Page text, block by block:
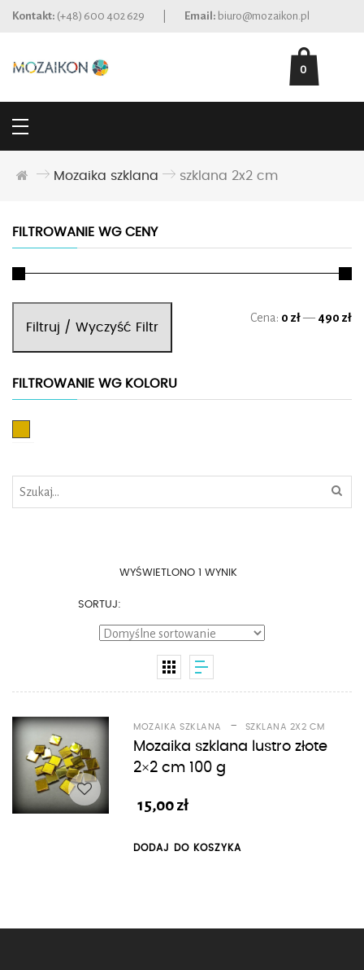
Kontakt: (+48) 600 402 629 Email: biuro@mozaikon.pl
0
Mozaika szklana szklana 2x2 cm
FILTROWANIE WG CENY
Filtruj / Wyczyść Filtr
Cena: 0 zł— 490 zł
FILTROWANIE WG KOLORU
WYŚWIETLONO 1 WYNIK
SORTUJ:
MOZAIKA SZKLANA - SZKLANA 2X2 CM
Mozaika szklana lustro złote
2×2 cm 100 g
15,00zł
DODAJ DO KOSZYKA